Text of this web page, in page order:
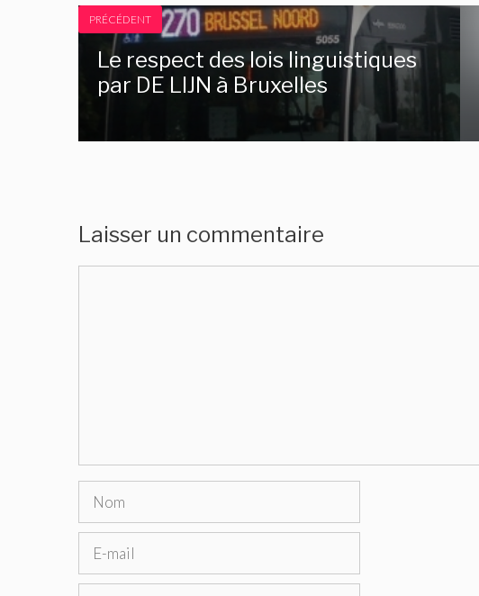
PRÉCÉDENT
Le respect des lois linguistiques
par DE LIJN à Bruxelles
Laisser un commentaire
Nom